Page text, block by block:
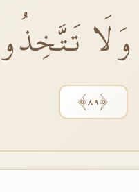
﴿٨٩﴾